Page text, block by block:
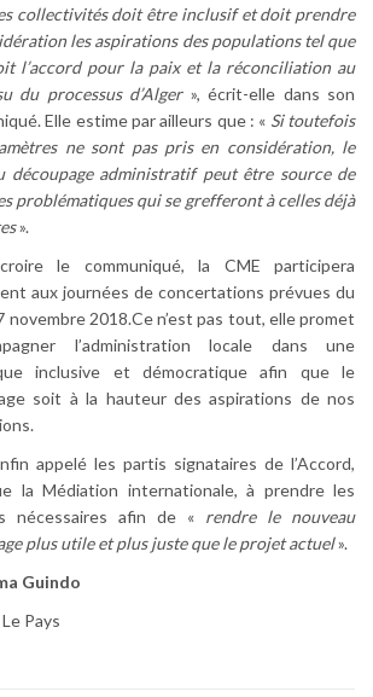
collectivités doit être inclusif et doit prendre
les aspirations des populations tel que
l’accord pour la paix et la réconciliation au
du processus d’Alger», écrit-elle dans son
Elle estime par ailleurs que : « Si toutefois
ne sont pas pris en considération, le
découpage administratif peut être source de
problématiques qui se grefferont à celles déjà
».
le communiqué, la CME participera
aux journées de concertations prévues du
novembre 2018.Ce n’est pas tout, elle promet
l’administration locale dans une
inclusive et démocratique afin que le
soit à la hauteur des aspirations de nos
appelé les partis signataires de l’Accord,
la Médiation internationale, à prendre les
nécessaires afin de « rendre le nouveau
plus utile et plus juste que le projet actuel».
Guindo
Pays